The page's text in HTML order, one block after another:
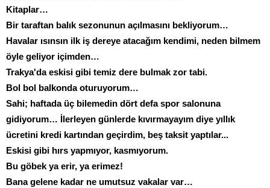
Kitaplar…
Bir taraftan balık sezonunun açılmasını bekliyorum…
Havalar ısınsın ilk iş dereye atacağım kendimi, neden bilmem
öyle geliyor içimden…
Trakya'da eskisi gibi temiz dere bulmak zor tabi.
Bol bol balkonda oturuyorum…
Sahi; haftada üç bilemedin dört defa spor salonuna
gidiyorum… İlerleyen günlerde kıvırmayayım diye yıllık
ücretini kredi kartından geçirdim, beş taksit yaptılar...
Eskisi gibi hırs yapmıyor, kasmıyorum.
Bu göbek ya erir, ya erimez!
Bana gelene kadar ne umutsuz vakalar var…